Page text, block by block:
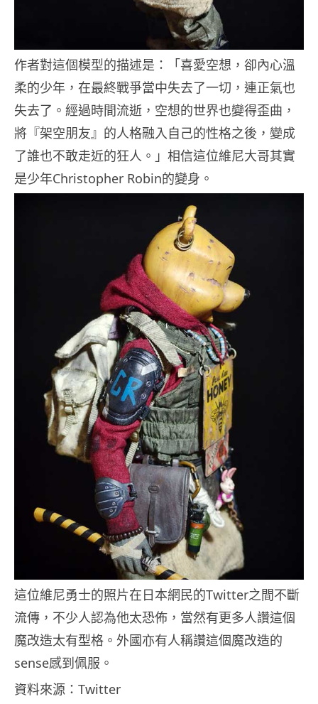
作者對這個模型的描述是：「喜愛空想，卻內心溫
柔的少年，在最終戰爭當中失去了一切，連正氣也
失去了。經過時間流逝，空想的世界也變得歪曲，
將『架空朋友』的人格融入自己的性格之後，變成
了誰也不敢走近的狂人。」相信這位維尼大哥其實
是少年Christopher Robin的變身。
這位維尼勇士的照片在日本網民的Twitter之間不斷
流傳，不少人認為他太恐佈，當然有更多人讚這個
魔改造太有型格。外國亦有人稱讚這個魔改造的
sense感到佩服。
資料來源：Twitter